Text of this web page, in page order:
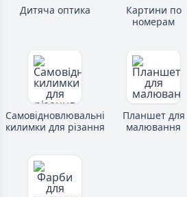
Дитяча оптика
Картини по
номерам
Самовідновлювальні
килимки для різання
Планшет для
малювання